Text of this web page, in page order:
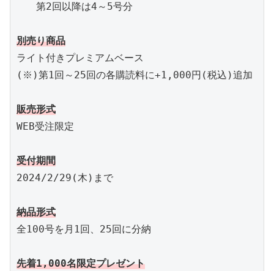
第2回以降は4～5号分
別売り商品
ライト付きプレミアムベース
(※)第1回～25回の各購読料に+1,000円(税込)追加
販売形式
WEB受注限定
受付期間
2024/2/29(木)まで
納品形式
全100号を月1回、25回に分納
先着1,000名限定プレゼント